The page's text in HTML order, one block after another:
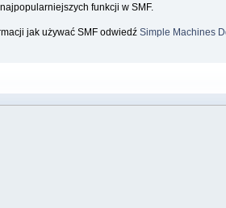
funkcji w SMF.
jak używać SMF odwiedźSimple Machines